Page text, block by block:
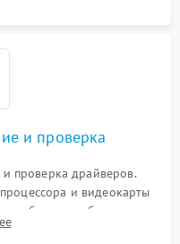
и проверка
проверка драйверов.
и видеокарты
работоспособности всех
подключения.